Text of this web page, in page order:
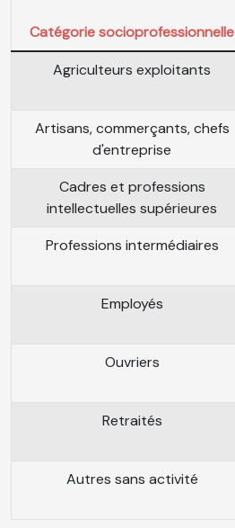
Catégorie socioprofessionnelle
Agriculteurs exploitants
Artisans, commerçants, chefs
d'entreprise
Cadres et professions
intellectuelles supérieures
Professions intermédiaires
Employés
Ouvriers
Retraités
Autres sans activité